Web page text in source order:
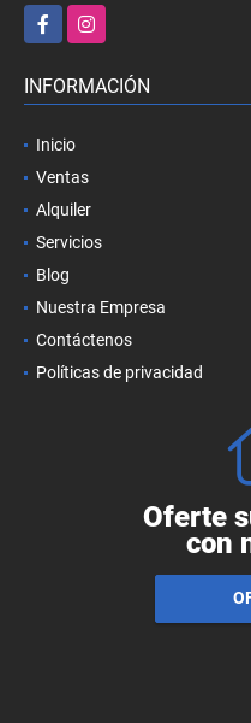
FacebookInstagram
INFORMACIÓN
Inicio
Ventas
Alquiler
Servicios
Blog
Nuestra Empresa
Contáctenos
Políticas de privacidad
Oferte
con